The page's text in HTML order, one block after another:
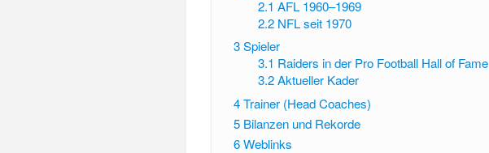
2.1 AFL 1960–1969
2.2 NFL seit 1970
3Spieler
3.1 Raiders in der Pro Football Hall of Fame
3.2 Aktueller Kader
4Trainer (Head Coaches)
5 Bilanzen und Rekorde
6Weblinks